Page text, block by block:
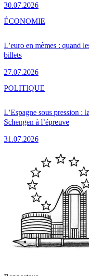
30.07.2026
L’euro en mèmes : quand
billets
27.07.2026
ÉCONOMIE
L’Espagne sous pression :
Schengen à l’épreuve
31.07.2026
POLITIQUE